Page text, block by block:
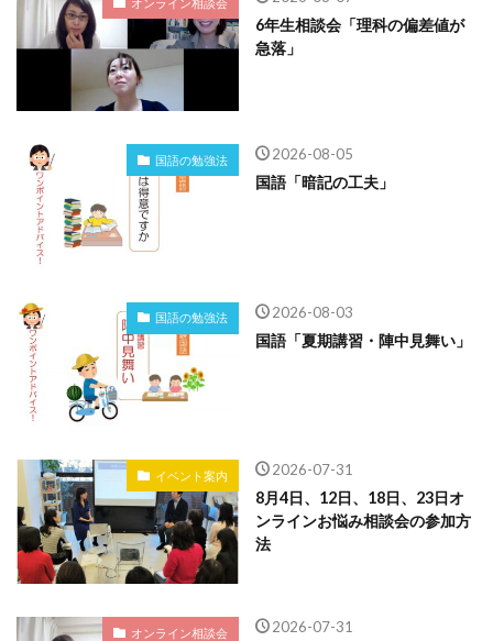
6年生相談会「理科の偏差値が
急落」
国語の勉強法 2026-08-05
国語「暗記の工夫」
国語の勉強法 2026-08-03
国語「夏期講習・陣中見舞い」
イベント案内 2026-07-31
8月4日、12日、18日、23日オ
ンラインお悩み相談会の参加方
法
オンライン相談会 2026-07-31